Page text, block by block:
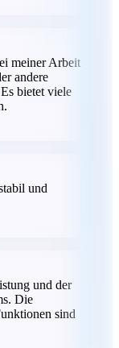
meiner Arbeit
andere
bietet viele
und
und der
Die
sind